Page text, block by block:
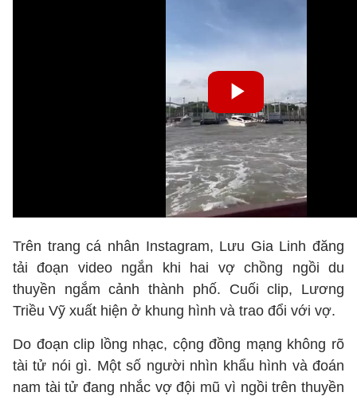
Trên trang cá nhân Instagram, Lưu Gia Linh đăng
tải đoạn video ngắn khi hai vợ chồng ngồi du
thuyền ngắm cảnh thành phố. Cuối clip, Lương
Triều Vỹ xuất hiện ở khung hình và trao đổi với vợ.
Do đoạn clip lồng nhạc, cộng đồng mạng không rõ
tài tử nói gì. Một số người nhìn khẩu hình và đoán
nam tài tử đang nhắc vợ đội mũ vì ngồi trên thuyền